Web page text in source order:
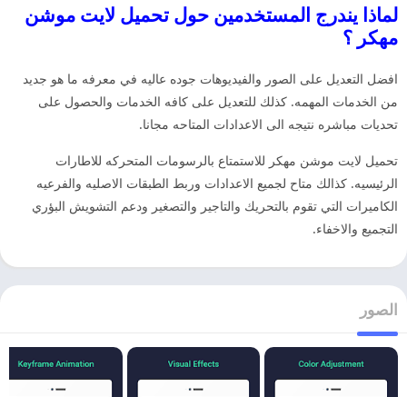
لماذا يندرج المستخدمين حول تحميل لايت موشن
مهكر ؟
افضل التعديل على الصور والفيديوهات جوده عاليه في معرفه ما هو جديد
من الخدمات المهمه. كذلك للتعديل على كافه الخدمات والحصول على
تحديات مباشره نتيجه الى الاعدادات المتاحه مجانا.
تحميل لايت موشن مهكر للاستمتاع بالرسومات المتحركه للاطارات
الرئيسيه. كذالك متاح لجميع الاعدادات وربط الطبقات الاصليه والفرعيه
الكاميرات التي تقوم بالتحريك والتاجير والتصغير ودعم التشويش البؤري
التجميع والاخفاء.
الصور